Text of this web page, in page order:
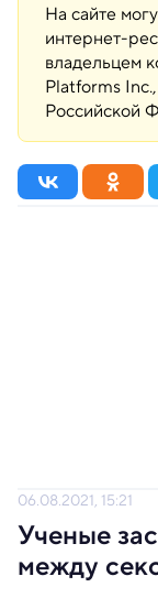
На сайте
интернет-
владельцем
Platforms
Российской
06.08.2021, 15:21
Ученые
между